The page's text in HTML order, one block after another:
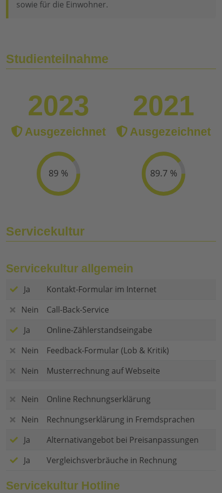
sowie für die Einwohner.
Studienteilnahme
2023
Ausgezeichnet
89 %
2021
Ausgezeichnet
89.7 %
Servicekultur
Servicekultur allgemein
Ja
Kontakt-Formular im Internet
Nein
Call-Back-Service
Ja
Online-Zählerstandseingabe
Nein
Feedback-Formular (Lob & Kritik)
Nein
Musterrechnung auf Webseite
Nein
Online Rechnungserklärung
Nein
Rechnungserklärung in Fremdsprachen
Ja
Alternativangebot bei Preisanpassungen
Ja
Vergleichsverbräuche in Rechnung
Servicekultur Hotline